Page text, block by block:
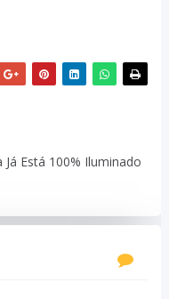
Está 100% Iluminado